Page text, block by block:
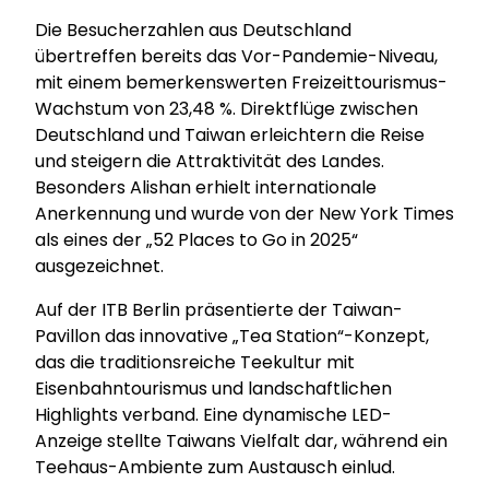
Die Besucherzahlen aus Deutschland
übertreffen bereits das Vor-Pandemie-Niveau,
mit einem bemerkenswerten Freizeittourismus-
Wachstum von 23,48 %. Direktflüge zwischen
Deutschland und Taiwan erleichtern die Reise
und steigern die Attraktivität des Landes.
Besonders Alishan erhielt internationale
Anerkennung und wurde von der New York Times
als eines der „52 Places to Go in 2025“
ausgezeichnet.
Auf der ITB Berlin präsentierte der Taiwan-
Pavillon das innovative „Tea Station“-Konzept,
das die traditionsreiche Teekultur mit
Eisenbahntourismus und landschaftlichen
Highlights verband. Eine dynamische LED-
Anzeige stellte Taiwans Vielfalt dar, während ein
Teehaus-Ambiente zum Austausch einlud.